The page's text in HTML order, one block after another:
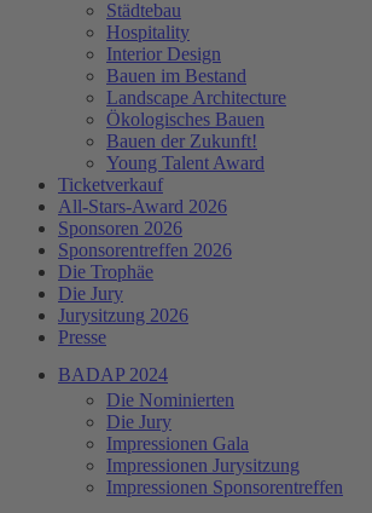
Städtebau
Hospitality
Interior Design
Bauen im Bestand
Landscape Architecture
Ökologisches Bauen
Bauen der Zukunft!
Young Talent Award
Ticketverkauf
All-Stars-Award 2026
Sponsoren 2026
Sponsorentreffen 2026
Die Trophäe
Die Jury
Jurysitzung 2026
Presse
BADAP 2024
Die Nominierten
Die Jury
Impressionen Gala
Impressionen Jurysitzung
Impressionen Sponsorentreffen